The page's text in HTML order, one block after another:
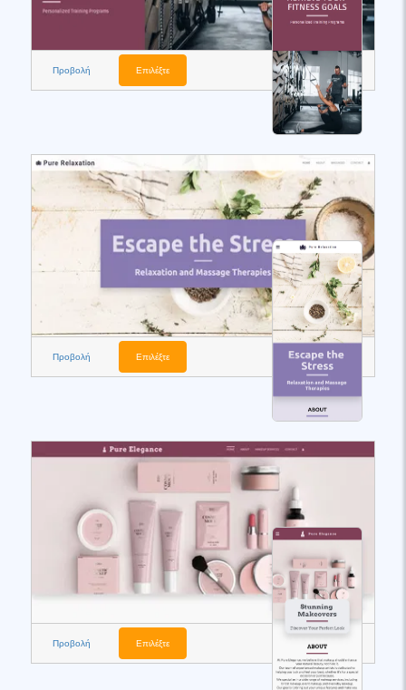
Προβολή Επιλέξτε
Προβολή Επιλέξτε
Προβολή Επιλέξτε